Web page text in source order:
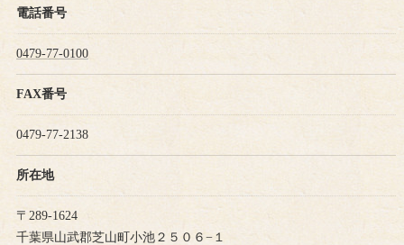
電話番号
0479-77-0100
FAX番号
0479-77-2138
所在地
〒289-1624
千葉県山武郡芝山町小池２５０６−１